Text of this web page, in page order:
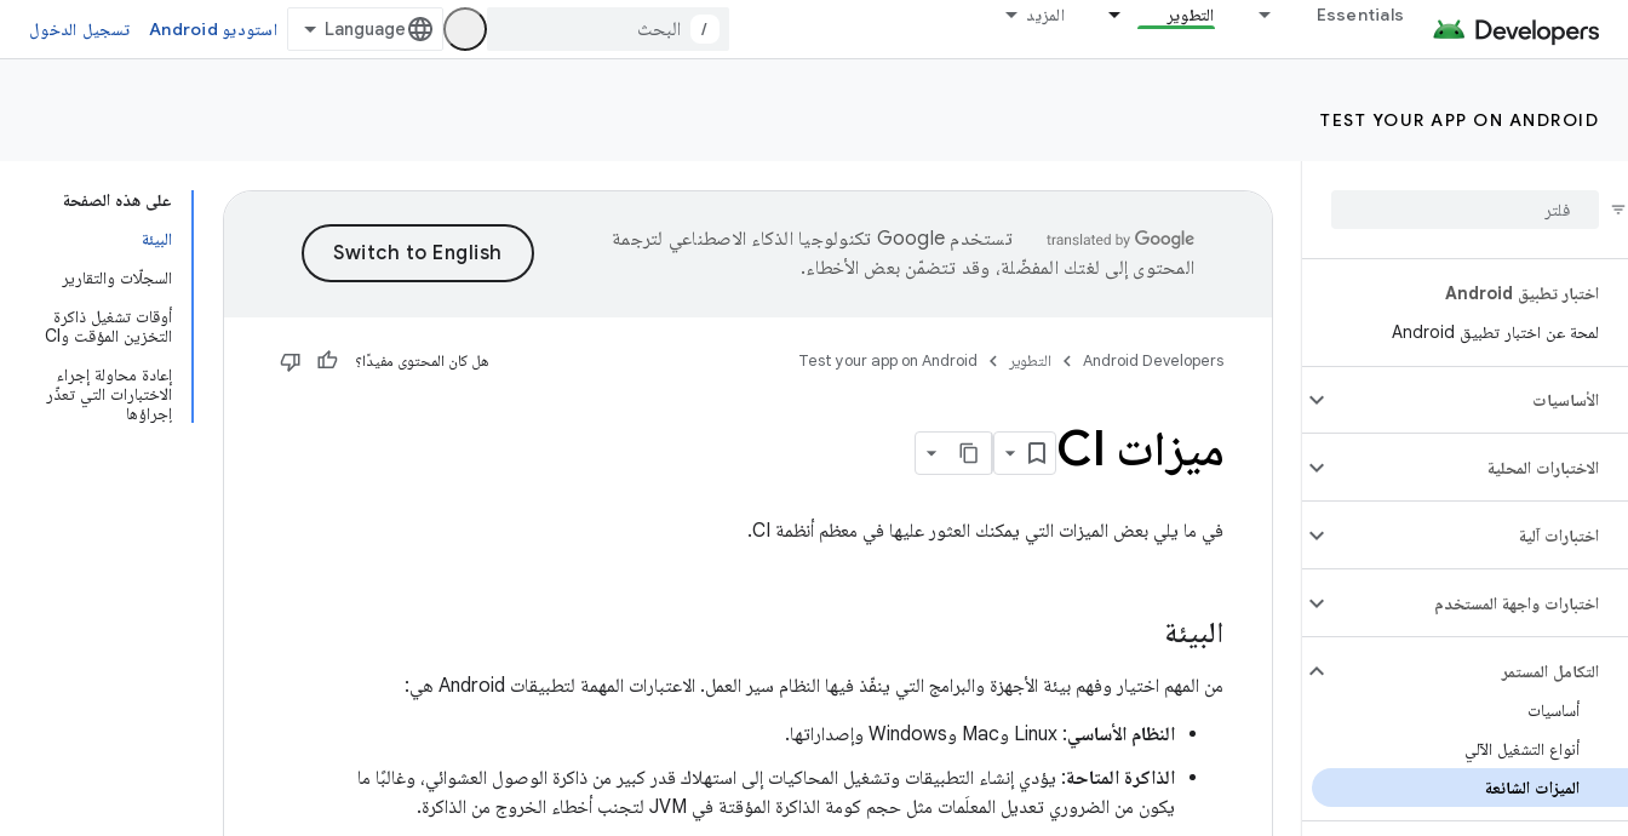
Essentials التطوير المزيد
/ استوديو Android تسجيل الدخول
TEST YOUR APP ON ANDROID
اختبار تطبيق Android
لمحة عن اختبار تطبيق Android
الأساسيات
الاختبارات المحلية
اختبارات آلية
اختبارات واجهة المستخدم
التكامل المستمر
أساسيات
أنواع التشغيل الآلي
الميزات الشائعة
على هذه الصفحة
البيئة
السجلّات والتقارير
أوقات تشغيل ذاكرة
التخزين المؤقت وCI
إعادة محاولة إجراء
الاختبارات التي تعذّر
إجراؤها
تستخدم Google تكنولوجيا الذكاء الاصطناعي لترجمة
المحتوى إلى لغتك المفضّلة، وقد تتضمّن بعض الأخطاء.
Android Developers التطوير Test your app on Android هل كان المحتوى مفيدًا؟
ميزات CI
في ما يلي بعض الميزات التي يمكنك العثور عليها في معظم أنظمة CI.
البيئة
من المهم اختيار وفهم بيئة الأجهزة والبرامج التي ينفّذ فيها النظام سير العمل. الاعتبارات المهمة لتطبيقات Android هي:
النظام الأساسي: Linux وMac وWindows وإصداراتها.
الذاكرة المتاحة: يؤدي إنشاء التطبيقات وتشغيل المحاكيات إلى استهلاك قدر كبير من ذاكرة الوصول العشوائي، وغالبًا ما
يكون من الضروري تعديل المعلَمات مثل حجم كومة الذاكرة المؤقتة في JVM لتجنب أخطاء الخروج من الذاكرة.